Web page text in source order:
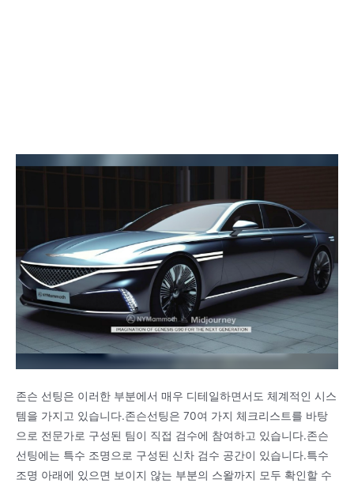
존슨 선팅은 이러한 부분에서 매우 디테일하면서도 체계적인 시스
템을 가지고 있습니다.존슨선팅은 70여 가지 체크리스트를 바탕
으로 전문가로 구성된 팀이 직접 검수에 참여하고 있습니다.존슨
선팅에는 특수 조명으로 구성된 신차 검수 공간이 있습니다.특수
조명 아래에 있으면 보이지 않는 부분의 스왈까지 모두 확인할 수